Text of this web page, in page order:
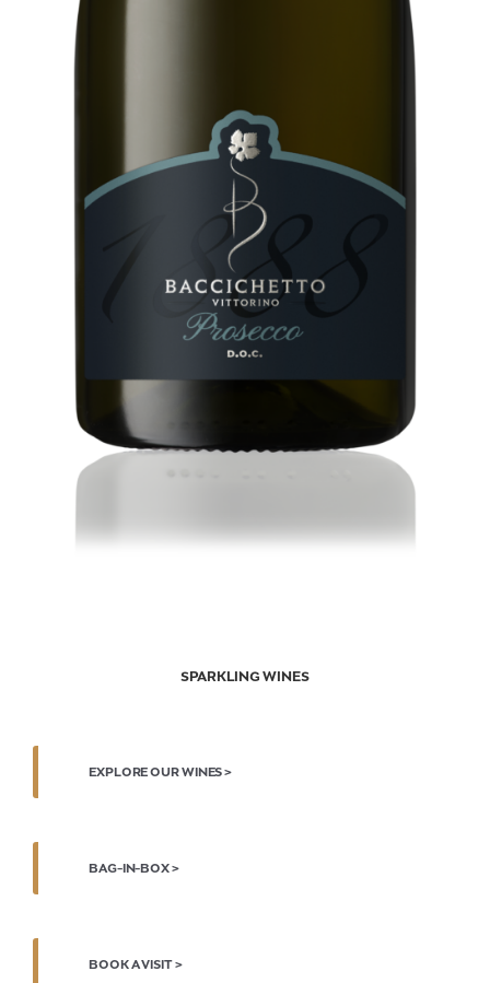
SPARKLING WINES
EXPLORE OUR WINES >
BAG-IN-BOX >
BOOK A VISIT >